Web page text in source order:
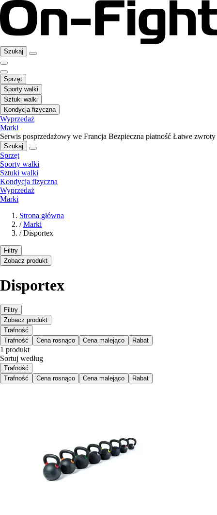
Szukaj
Sprzęt
Sporty walki
Sztuki walki
Kondycja fizyczna
Wyprzedaż
Marki
Serwis posprzedażowy we Francja Bezpieczna płatność Łatwe zwroty
Szukaj
Sprzęt
Sporty walki
Sztuki walki
Kondycja fizyczna
Wyprzedaż
Marki
Strona główna
/ Marki
/ Disportex
Filtry
Zobacz produkt
Disportex
Filtry
Zobacz produkt
Trafność
Trafność
Cena rosnąco Cena malejąco Rabat
1 produkt
Sortuj według
Trafność
Trafność
Cena rosnąco Cena malejąco Rabat